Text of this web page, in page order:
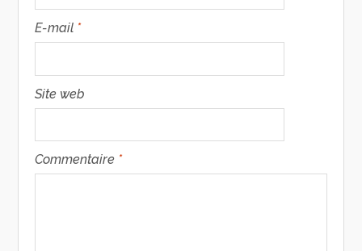
E-mail *
Site web
Commentaire *